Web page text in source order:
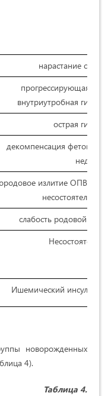
нарастание
прогрессирующая
внутриутробная
острая
декомпенсация
излитие ОПВ у
слабость родовой
Ишемический инсульт в
новорожденных
4).
Таблица 4.